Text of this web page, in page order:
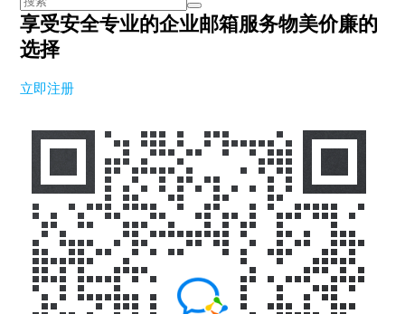
享受安全专业的企业邮箱服务物美价廉的
选择
立即注册